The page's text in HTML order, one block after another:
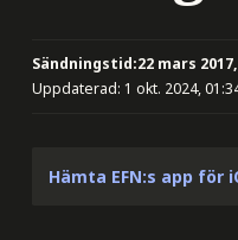
Sändningstid:22 mars
Uppdaterad: 1 okt. 2024,
Hämta EFN:s app för